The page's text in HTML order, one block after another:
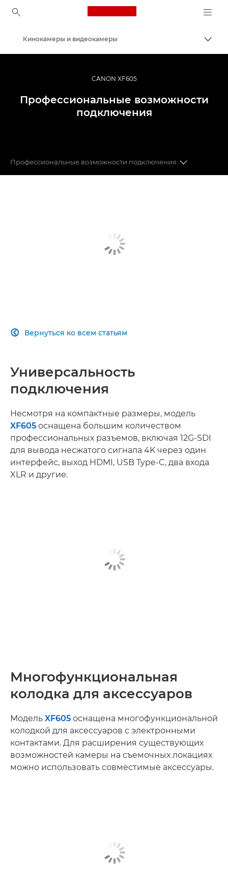
Canon Logo, back to
Кинокамеры и видеокамеры
CANON XF605
Профессиональные возможности
подключения
Профессиональные возможности подключения
Высокая чувствительность и широкий динамический
диапазон
Вернуться ко всем статьям

Универсальность
подключения
Несмотря на компактные размеры, модель
XF605 оснащена большим количеством
профессиональных разъемов, включая 12G-SDI
для вывода несжатого сигнала 4K через один
интерфейс, выход HDMI, USB Type-C, два входа
XLR и другие.
Многофункциональная
колодка для аксессуаров
Модель XF605 оснащена многофункциональной
колодкой для аксессуаров с электронными
контактами. Для расширения существующих
возможностей камеры на съемочных локациях
можно использовать совместимые аксессуары.